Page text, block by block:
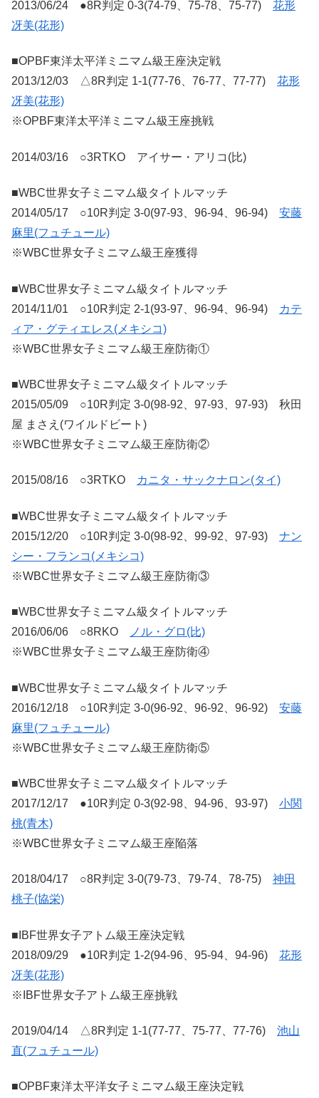
2013/06/24 ●8R判定 0-3(74-79、75-78、75-77) 花形
冴美(花形)
■OPBF東洋太平洋ミニマム級王座決定戦
2013/12/03 △8R判定 1-1(77-76、76-77、77-77) 花形
冴美(花形)
※OPBF東洋太平洋ミニマム級王座挑戦
2014/03/16 ○3RTKO アイサー・アリコ(比)
■WBC世界女子ミニマム級タイトルマッチ
2014/05/17 ○10R判定 3-0(97-93、96-94、96-94) 安藤
麻里(フュチュール)
※WBC世界女子ミニマム級王座獲得
■WBC世界女子ミニマム級タイトルマッチ
2014/11/01 ○10R判定 2-1(93-97、96-94、96-94)
カテ
ィア・グティエレス(メキシコ)
※WBC世界女子ミニマム級王座防衛①
■WBC世界女子ミニマム級タイトルマッチ
2015/05/09 ○10R判定 3-0(98-92、97-93、97-93) 秋田
屋 まさえ(ワイルドビート)
※WBC世界女子ミニマム級王座防衛②
2015/08/16 ○3RTKO カニタ・サックナロン(タイ)
■WBC世界女子ミニマム級タイトルマッチ
2015/12/20 ○10R判定 3-0(98-92、99-92、97-93) ナン
シー・フランコ(メキシコ)
※WBC世界女子ミニマム級王座防衛③
■WBC世界女子ミニマム級タイトルマッチ
2016/06/06 ○8RKO
ノル・グロ(比)
※WBC世界女子ミニマム級王座防衛④
■WBC世界女子ミニマム級タイトルマッチ
2016/12/18 ○10R判定 3-0(96-92、96-92、96-92) 安藤
麻里(フュチュール)
※WBC世界女子ミニマム級王座防衛⑤
■WBC世界女子ミニマム級タイトルマッチ
2017/12/17 ●10R判定 0-3(92-98、94-96、93-97) 小関
桃(青木)
※WBC世界女子ミニマム級王座陥落
2018/04/17 ○8R判定 3-0(79-73、79-74、78-75) 神田
桃子(協栄)
■IBF世界女子アトム級王座決定戦
2018/09/29 ●10R判定 1-2(94-96、95-94、94-96) 花形
冴美(花形)
※IBF世界女子アトム級王座挑戦
2019/04/14 △8R判定 1-1(77-77、75-77、77-76) 池山
直(フュチュール)
■OPBF東洋太平洋女子ミニマム級王座決定戦